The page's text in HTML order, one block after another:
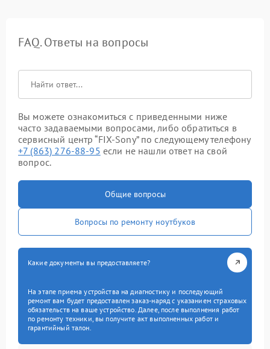
FAQ. Ответы на вопросы
Вы можете ознакомиться с приведенными ниже
часто задаваемыми вопросами, либо обратиться в
сервисный центр “FIX-Sony” по следующему телефону
+7 (863) 276-88-95 если не нашли ответ на свой
вопрос.
Общие вопросы
Вопросы по ремонту ноутбуков
Какие документы вы предоставляете?
На этапе приема устройства на диагностику и последующий
ремонт вам будет предоставлен заказ-наряд с указанием страховых
обязательств на ваше устройство. Далее, после выполнения работ
по ремонту техники, вы получите акт выполненных работ и
гарантийный талон.